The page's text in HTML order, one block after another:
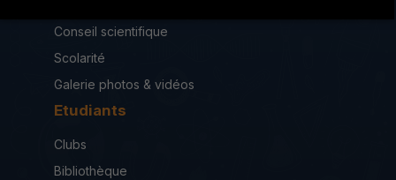
Conseil scientifique
Scolarité
Galerie photos & vidéos
Etudiants
Clubs
Bibliothèque